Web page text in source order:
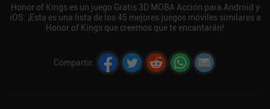
Honor of Kings es un juego Gratis 3D MOBA Acción para Android y
iOS. ¡Esta es una lista de los 45 mejores juegos móviles similares a
Honor of Kings que creemos que te encantarán!
Compartir: